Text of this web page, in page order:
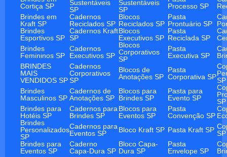
Cortiça SP
Sustentáveis
SP
Sustentáveis
SP
Processo SP
Brindes em
Kraft SP
Cadernos
Reciclados SP
Blocos
Reciclados SP
Pasta
Prontuário SP
Brindes
Esportivos SP
Cadernos Kraft
SP
Blocos
Executivos SP
Pasta
Reciclada SP
Brindes
Femininos SP
Cadernos
Executivos SP
Blocos
Corporativos
SP
Pasta
Executiva SP
BRINDES
MAIS
VENDIDOS SP
Cadernos
Corporativos
SP
Blocos de
Anotações SP
Pasta
Corporativa SPSP
Brindes
Masculinos SP
Cadernos de
Anotações SP
Blocos para
Brindes SP
Pasta para
Evento SP
SP
Brindes para
Hotéis SP
Cadernos para
Brindes SP
Blocos para
Eventos SP
Pasta
Convenção SP
Brindes
Personalizados
SP
Cadernos para
Eventos SP
Bloco Kraft SP Pasta Kraft SP SP
Brindes para
Eventos SP
Caderno
Capa-Dura SP
Bloco Capa-
Dura SP
Pasta
Envelope SP